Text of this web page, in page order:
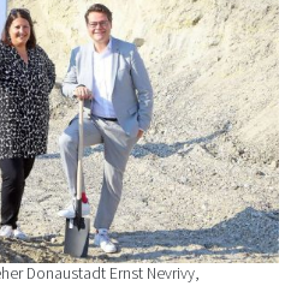
Donaustadt Ernst Nevrivy,